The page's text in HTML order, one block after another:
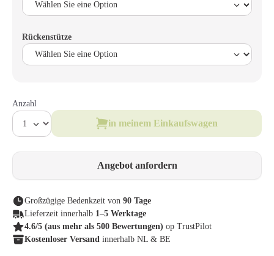
Rückenstütze
Anzahl
in meinem Einkaufswagen
Angebot anfordern
Großzügige Bedenkzeit von 90 Tage
Lieferzeit innerhalb 1–5 Werktage
4.6/5 (aus mehr als 500 Bewertungen) op TrustPilot
Kostenloser Versand innerhalb NL & BE